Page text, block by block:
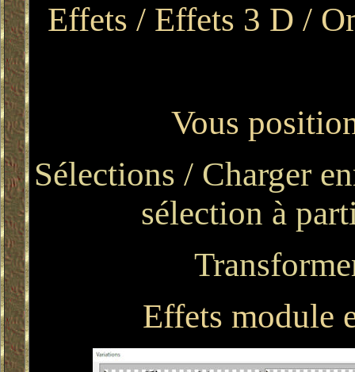
Effets / Effets 3 D /
Vous
Sélections / Charger
sélection à
Effets module